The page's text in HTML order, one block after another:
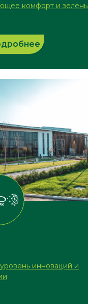
инноваций и
комфорт и зелень